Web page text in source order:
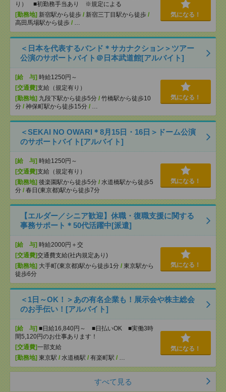
り） ■初勤務手当あり ※規定による
[勤務地] 新宿駅から徒歩 / 新宿三丁目駅から徒歩 /
高田馬場駅から徒歩 / …
気になる！
＜日本を代表するバンド＊サカナクション＞ツアー
公演のサポートバイト＠日本武道館[アルバイト]
[給 与] 時給1250円～
[交通費]支給（規定有り）
[勤務地] 九段下駅から徒歩5分 / 竹橋駅から徒歩10
分 / 神保町駅から徒歩15分 / …
気になる！
＜SEKAI NO OWARI＊8月15日・16日＞ドーム公演
のサポートバイト[アルバイト]
[給 与] 時給1250円～
[交通費]支給（規定有り）
[勤務地] 後楽園駅から徒歩5分 / 水道橋駅から徒歩5
分 / 春日(東京都)駅から徒歩7分
気になる！
【エルダー／シニア歓迎】休職・復職支援に関する
事務サポート＊50代活躍中[派遣]
[給 与] 時給2000円＋交
[交通費]交通費支給(社内規定あり)
[勤務地] 大手町(東京都)駅から徒歩1分 / 東京駅から
徒歩6分
気になる！
＜1日～OK！＞あの有名企業も！展示会や株主総会
のお手伝い！[アルバイト]
[給 与] ■日給16,840円～ ■日払いOK ■実働3時
間5,120円のお仕事あります！
[交通費]一部支給
[勤務地] 東京駅 / 水道橋駅 / 有楽町駅 / …
気になる！
すべて見る